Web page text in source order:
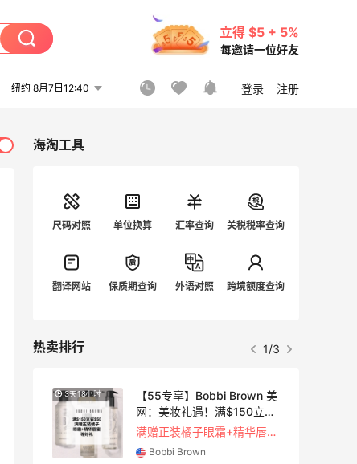
立得 $5 + 5%
每邀请一位好友
纽约 8月7日12:40 登录 注册
海淘工具
尺码对照 单位换算 汇率查询 关税税率查询
翻译网站 保质期查询 外语对照 跨境额度查询
热卖排行 1/3
3天18小时
【55专享】Bobbi Brown 美
网：美妆礼遇！满$150立省
$50
满赠正装橘子眼霜+精华唇蜜等好礼
Bobbi Brown